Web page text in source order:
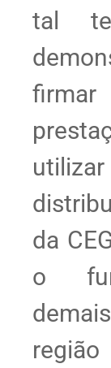
tal
da
o